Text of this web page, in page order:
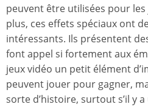
peuvent être utilisées pour les
plus, ces effets spéciaux ont
intéressants. Ils présentent
font appel si fortement aux
jeux vidéo un petit élément
peuvent jouer pour gagner,
sorte d’histoire, surtout s’il y